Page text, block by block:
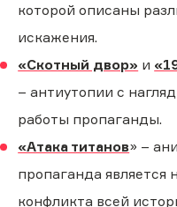
которой описаны
искажения.
«Скотный двор» и
– антиутопии с
работы пропаганды.
«Атака титанов» –
пропаганда
конфликта всей